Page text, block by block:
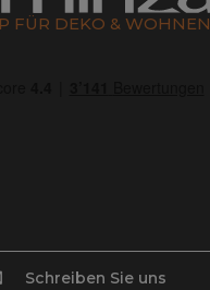
FÜR DEKO & WOHNEN
Schreiben Sie uns